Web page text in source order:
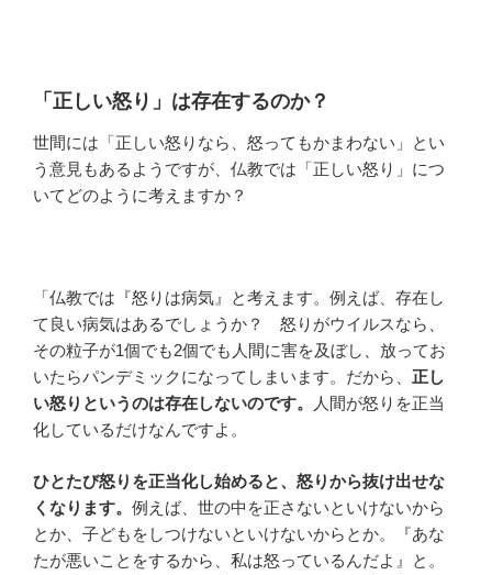
「正しい怒り」は存在するのか？
世間には「正しい怒りなら、怒ってもかまわない」とい
う意見もあるようですが、仏教では「正しい怒り」につ
いてどのように考えますか？
「仏教では『怒りは病気』と考えます。例えば、存在し
て良い病気はあるでしょうか？ 怒りがウイルスなら、
その粒子が1個でも2個でも人間に害を及ぼし、放ってお
いたらパンデミックになってしまいます。だから、 正し
い怒りというのは存在しないのです。
人間が怒りを正当
化しているだけなんですよ。
ひとたび怒りを正当化し始めると、怒りから抜け出せな
くなります。 例えば、世の中を正さないといけないから
とか、子どもをしつけないといけないからとか。『あな
たが悪いことをするから、私は怒っているんだよ』と。